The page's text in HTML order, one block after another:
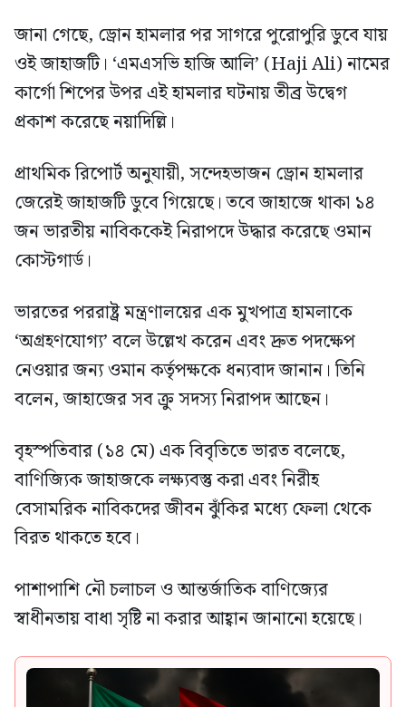
জানা গেছে, ড্রোন হামলার পর সাগরে পুরোপুরি ডুবে যায়
ওই জাহাজটি। ‘এমএসভি হাজি আলি’ (Haji Ali) নামের
কার্গো শিপের উপর এই হামলার ঘটনায় তীব্র উদ্বেগ
প্রকাশ করেছে নয়াদিল্লি।
প্রাথমিক রিপোর্ট অনুযায়ী, সন্দেহভাজন ড্রোন হামলার
জেরেই জাহাজটি ডুবে গিয়েছে। তবে জাহাজে থাকা ১৪
জন ভারতীয় নাবিককেই নিরাপদে উদ্ধার করেছে ওমান
কোস্টগার্ড।
ভারতের পররাষ্ট্র মন্ত্রণালয়ের এক মুখপাত্র হামলাকে
‘অগ্রহণযোগ্য’ বলে উল্লেখ করেন এবং দ্রুত পদক্ষেপ
নেওয়ার জন্য ওমান কর্তৃপক্ষকে ধন্যবাদ জানান। তিনি
বলেন, জাহাজের সব ক্রু সদস্য নিরাপদ আছেন।
বৃহস্পতিবার (১৪ মে) এক বিবৃতিতে ভারত বলেছে,
বাণিজ্যিক জাহাজকে লক্ষ্যবস্তু করা এবং নিরীহ
বেসামরিক নাবিকদের জীবন ঝুঁকির মধ্যে ফেলা থেকে
বিরত থাকতে হবে।
পাশাপাশি নৌ চলাচল ও আন্তর্জাতিক বাণিজ্যের
স্বাধীনতায় বাধা সৃষ্টি না করার আহ্বান জানানো হয়েছে।